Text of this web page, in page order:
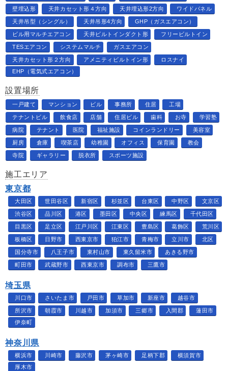
壁埋込形 天井カセット形４方向 天井埋込形2方向 ワイドパネル
天井吊型（シングル） 天井吊形4方向 GHP（ガスエアコン）
ビル用マルチエアコン 天井ビルトインダクト形 フリービルトイン
TESエアコン システムマルチ ガスエアコン
天井カセット形２方向 アメニティビルトイン形
ロスナイ
EHP（電気式エアコン）
設置場所
一戸建て マンション ビル 事務所 住居 工場
テナントビル 飲食店 店舗 住居ビル 歯科 お寺 学習塾
病院 テナント 医院 福祉施設 コインランドリー 美容室
厨房 倉庫 喫茶店 幼稚園 オフィス 保育園 教会
寺院 ギャラリー 脱衣所 スポーツ施設
施工エリア
東京都
大田区 世田谷区 新宿区 杉並区 台東区 中野区 文京区
渋谷区 品川区 港区 墨田区 中央区 練馬区 千代田区
目黒区 足立区 江戸川区 江東区 豊島区 葛飾区 荒川区
板橋区 日野市 西東京市 狛江市 青梅市 立川市 北区
国分寺市 八王子市 東村山市 東久留米市 あきる野市
町田市 武蔵野市 西東京市 調布市 三鷹市
埼玉県
川口市 さいたま市 戸田市 草加市 新座市 越谷市
所沢市 朝霞市 川越市 加須市 三郷市 入間郡
蓮田市
伊奈町
神奈川県
横浜市 川崎市 藤沢市 茅ヶ崎市 足柄下郡
横須賀市
厚木市